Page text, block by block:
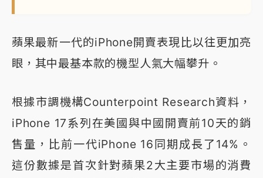
蘋果最新一代的iPhone開賣表現比以往更加亮
眼，其中最基本款的機型人氣大幅攀升。
根據市調機構Counterpoint Research資料，
iPhone 17系列在美國與中國開賣前10天的銷
售量，比前一代iPhone 16同期成長了14%。
這份數據是首次針對蘋果2大主要市場的消費